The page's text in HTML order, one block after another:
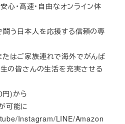
安心・高速・自由なオンライン体
闘う日本人を応援する信頼の専
たはご家族連れで海外でがんば
の皆さんの生活を充実させる
)から
可能に
Instagram/LINE/Amazon